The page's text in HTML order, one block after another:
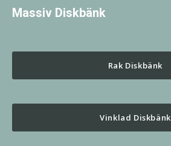
Massiv Diskbänk
Rak Diskbänk
Vinklad Diskbänk